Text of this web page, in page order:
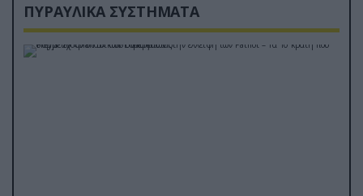
ΠΥΡΑΥΛΙΚΑ ΣΥΣΤΗΜΑΤΑ